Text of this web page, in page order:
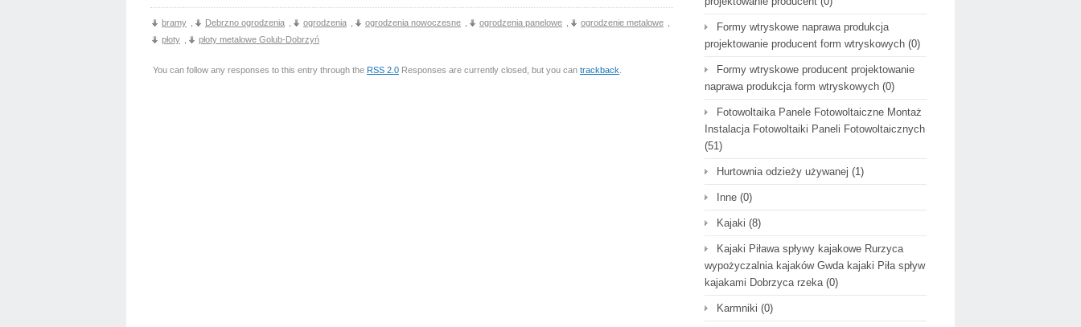
bramy Debrzno ogrodzenia ogrodzenia ogrodzenia nowoczesne ogrodzenia panelowe ogrodzenie metalowe
płoty
płoty metalowe Golub-Dobrzyń
You can follow any responses to this entry through the RSS 2.0 Responses are currently closed, but you can trackback
Formy wtryskowe naprawa produkcja
projektowanie producent form wtryskowych (0)
Formy wtryskowe producent projektowanie
naprawa produkcja form wtryskowych (0)
Fotowoltaika Panele Fotowoltaiczne Montaż
Instalacja Fotowoltaiki Paneli Fotowoltaicznych
(51)
Hurtownia odzieży używanej (1)
Inne (0)
Kajaki (8)
Kajaki Piława spływy kajakowe Rurzyca
wypożyczalnia kajaków Gwda kajaki Piła spływ
kajakami Dobrzyca rzeka(0)
Karmniki (0)